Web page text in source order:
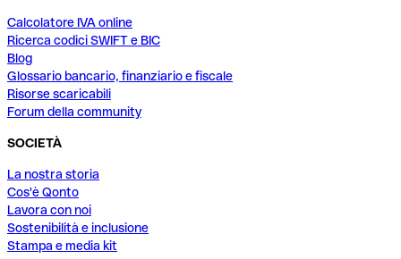
Calcolatore IVA online
Ricerca codici SWIFT e BIC
Blog
Glossario bancario, finanziario e fiscale
Risorse scaricabili
Forum della community
SOCIETÀ
La nostra storia
Cos'è Qonto
Lavora con noi
Sostenibilità e inclusione
Stampa e media kit